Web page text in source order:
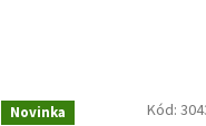
Novinka Kód: